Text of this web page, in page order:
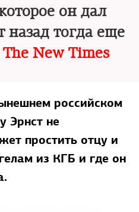
он дал
назад тогда еще
The New Times
российском
Эрнст не
простить отцу и
из КГБ и где он